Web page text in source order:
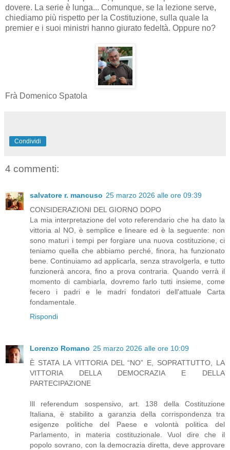
dovere. La serie è lunga... Comunque, se la lezione serve,
chiediamo più rispetto per la Costituzione, sulla quale la
premier e i suoi ministri hanno giurato fedeltà. Oppure no?
Frà Domenico Spatola
Condividi
4 commenti:
salvatore r. mancuso 25 marzo 2026 alle ore 09:39
CONSIDERAZIONI DEL GIORNO DOPO
La mia interpretazione del voto referendario che ha dato la
vittoria al NO, è semplice e lineare ed è la seguente: non
sono maturi i tempi per forgiare una nuova costituzione, ci
teniamo quella che abbiamo perché, finora, ha funzionato
bene. Continuiamo ad applicarla, senza stravolgerla, e tutto
funzionerà ancora, fino a prova contraria. Quando verrà il
momento di cambiarla, dovremo farlo tutti insieme, come
fecero i padri e le madri fondatori dell'attuale Carta
fondamentale.
Rispondi
Lorenzo Romano 25 marzo 2026 alle ore 10:09
È STATA LA VITTORIA DEL “NO” E, SOPRATTUTTO, LA
VITTORIA DELLA DEMOCRAZIA E DELLA
PARTECIPAZIONE
Ill referendum sospensivo, art. 138 della Costituzione
Italiana, è stabilito a garanzia della corrispondenza tra
esigenze politiche del Paese e volontà politica del
Parlamento, in materia costituzionale. Vuol dire che il
popolo sovrano, con la democrazia diretta, deve approvare